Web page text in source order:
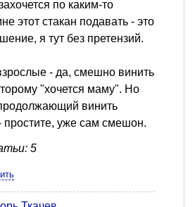
по каким-то
этот стакан подавать - это
я тут без претензий.
- да, смешно винить
"хочется маму". Но
винить
простите, уже сам смешон.
5